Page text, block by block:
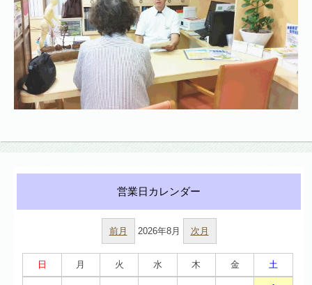
前月 2026年8月 次月
日 月 火 水 木 金 土